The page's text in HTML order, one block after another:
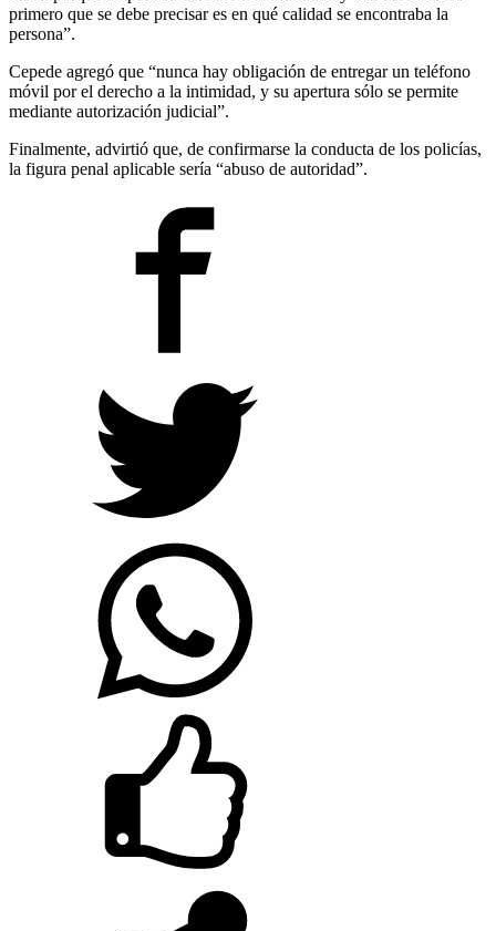
primero que se debe precisar es en qué calidad se encontraba la
persona”.
Cepede agregó que “nunca hay obligación de entregar un teléfono
móvil por el derecho a la intimidad, y su apertura sólo se permite
mediante autorización judicial”.
Finalmente, advirtió que, de confirmarse la conducta de los policías,
la figura penal aplicable sería “abuso de autoridad”.